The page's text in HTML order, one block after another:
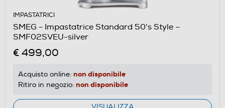
IMPASTATRICI
SMEG - Impastatrice Standard 50's Style –
SMF02SVEU-silver
€ 499,00
Acquisto online: non disponibile
Ritiro in negozio: non disponibile